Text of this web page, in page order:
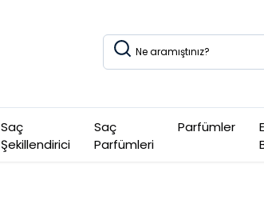
Saç
Şekillendirici
Saç
Parfümleri
Parfümler